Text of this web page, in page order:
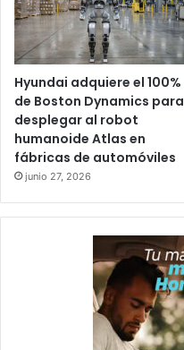
Hyundai adquiere el 100%
de Boston Dynamics para
desplegar al robot
humanoide Atlas en
fábricas de automóviles
junio 27, 2026